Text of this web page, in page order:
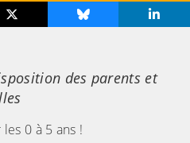
des parents et
0 à 5 ans !